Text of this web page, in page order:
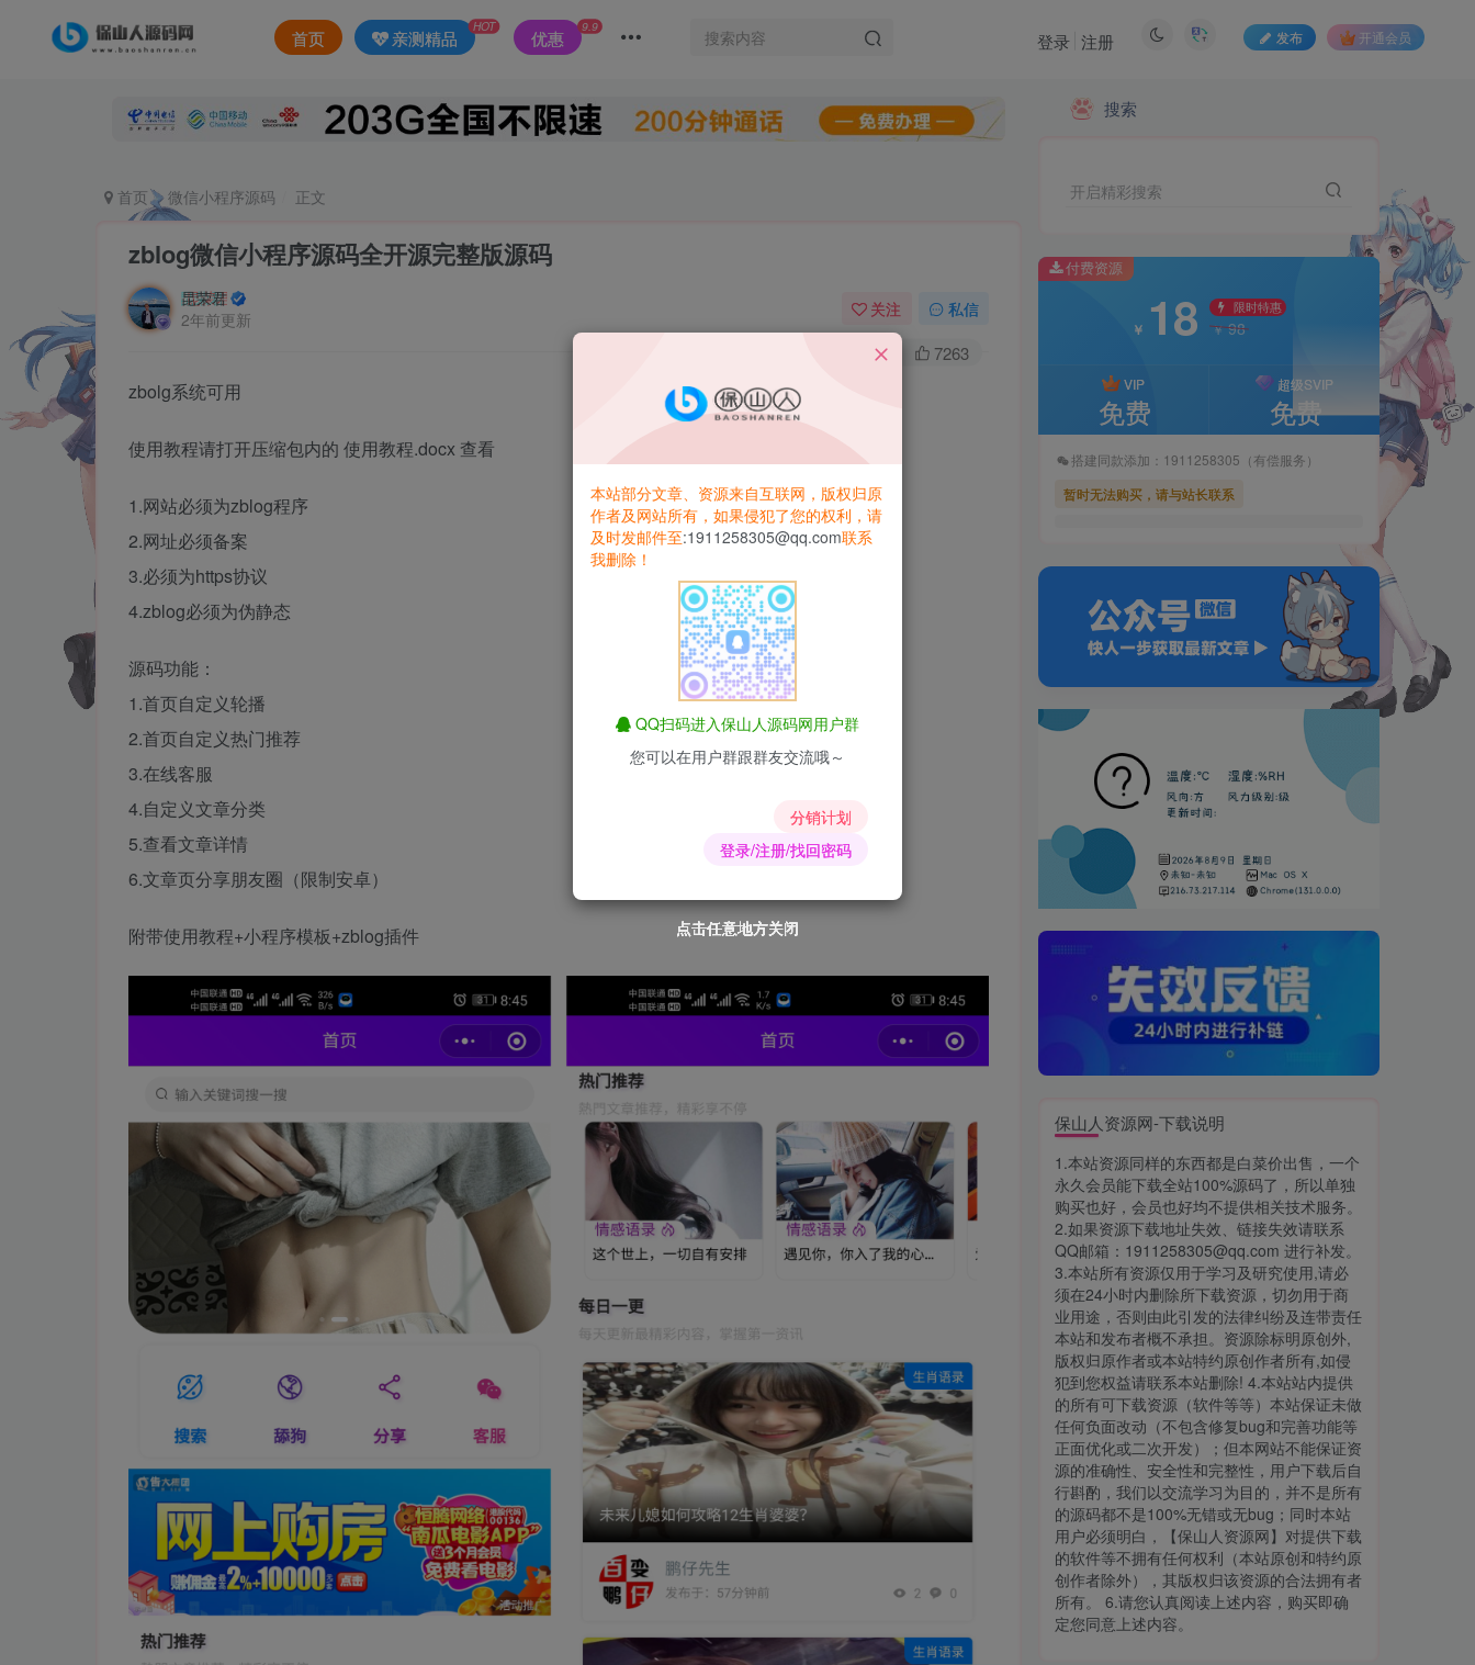
首页 亲测精品
HOT
优惠
9.9
发布 开通会员
登录 注册
首页 微信小程序源码 正文
zblog微信小程序源码全开源完整版源码
昆荣君
2年前更新
关注 私信
3.2W+ 7263
zbolg系统可用
使用教程请打开压缩包内的 使用教程.docx 查看
1.网站必须为zblog程序
2.网址必须备案
3.必须为https协议
4.zblog必须为伪静态
源码功能：
1.首页自定义轮播
2.首页自定义热门推荐
3.在线客服
4.自定义文章分类
5.查看文章详情
6.文章页分享朋友圈（限制安卓）
附带使用教程+小程序模板+zblog插件
付费资源
免费 免费
搭建同款添加：1911258305（有偿服务）
暂时无法购买，请与站长联系
搜索
开启精彩搜索
付费资源
￥ 18 限时特惠
￥98
VIP
免费
超级SVIP
免费
搭建同款添加：1911258305（有偿服务）
暂时无法购买，请与站长联系
保山人资源网-下载说明
1.本站资源同样的东西都是白菜价出售，一个
永久会员能下载全站100%源码了，所以单独
购买也好，会员也好均不提供相关技术服务。
2.如果资源下载地址失效、链接失效请联系
QQ邮箱：1911258305@qq.com 进行补发。
3.本站所有资源仅用于学习及研究使用,请必
须在24小时内删除所下载资源，切勿用于商
业用途，否则由此引发的法律纠纷及连带责任
本站和发布者概不承担。资源除标明原创外,
版权归原作者或本站特约原创作者所有,如侵
犯到您权益请联系本站删除! 4.本站站内提供
的所有可下载资源（软件等等）本站保证未做
任何负面改动（不包含修复bug和完善功能等
正面优化或二次开发）；但本网站不能保证资
源的准确性、安全性和完整性，用户下载后自
行斟酌，我们以交流学习为目的，并不是所有
的源码都不是100%无错或无bug；同时本站
用户必须明白，【保山人资源网】对提供下载
的软件等不拥有任何权利（本站原创和特约原
创作者除外），其版权归该资源的合法拥有者
所有。 6.请您认真阅读上述内容，购买即确
定您同意上述内容。
点击任意地方关闭
点击任意地方关闭
点击任意地方关闭
点击任意地方关闭
点击任意地方关闭
点击任意地方关闭
点击任意地方关闭
本站部分文章、资源来自互联网，版权归原
作者及网站所有，如果侵犯了您的权利，请
及时发邮件至:1911258305@qq.com联系
我删除！
QQ扫码进入保山人源码网用户群
您可以在用户群跟群友交流哦～
分销计划
登录/注册/找回密码